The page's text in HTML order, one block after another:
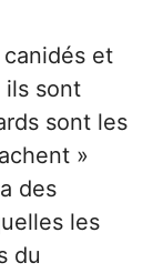
et
ils sont
sont les
»
des
les
du